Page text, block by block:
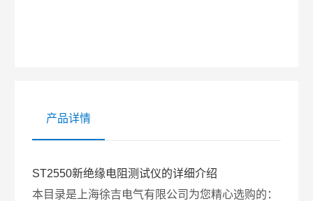
产品详情
ST2550新绝缘电阻测试仪的详细介绍
本目录是上海徐吉电气有限公司为您精心选购的：